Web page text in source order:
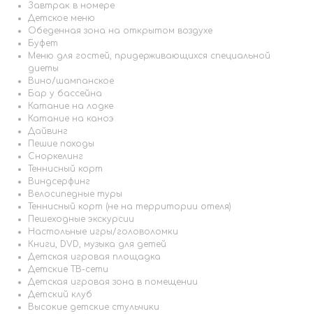
Завтрак в номере
Детское меню
Обеденная зона на открытом воздухе
Буфет
Меню для гостей, придерживающихся специальной
диеты
Вино/шампанское
Бар у бассейна
Катание на лодке
Катание на каноэ
Дайвинг
Пешие походы
Сноркелинг
Теннисный корт
Виндсерфинг
Велосипедные туры
Теннисный корт (не на территории отеля)
Пешеходные экскурсии
Настольные игры/головоломки
Книги, DVD, музыка для детей
Детская игровая площадка
Детские ТВ-сети
Детская игровая зона в помещении
Детский клуб
Высокие детские стульчики